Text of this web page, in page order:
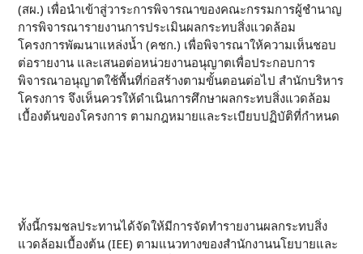
(สผ.) เพื่อนำเข้าสู่วาระการพิจารณาของคณะกรรมการผู้ชำนาญ
การพิจารณารายงานการประเมินผลกระทบสิ่งแวดล้อม
โครงการพัฒนาแหล่งน้ำ (คชก.) เพื่อพิจารณาให้ความเห็นชอบ
ต่อรายงาน และเสนอต่อหน่วยงานอนุญาตเพื่อประกอบการ
พิจารณาอนุญาตใช้พื้นที่ก่อสร้างตามขั้นตอนต่อไป สำนักบริหาร
โครงการ จึงเห็นควรให้ดำเนินการศึกษาผลกระทบสิ่งแวดล้อม
เบื้องต้นของโครงการ ตามกฎหมายและระเบียบปฏิบัติที่กำหนด
ทั้งนี้กรมชลประทานได้จัดให้มีการจัดทำรายงานผลกระทบสิ่ง
แวดล้อมเบื้องต้น (IEE) ตามแนวทางของสำนักงานนโยบายและ